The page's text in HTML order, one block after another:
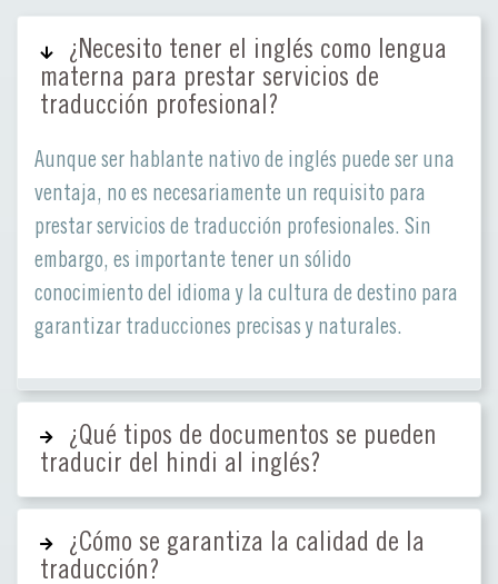
¿Necesito tener el inglés como lengua
materna para prestar servicios de
traducción profesional?
Aunque ser hablante nativo de inglés puede ser una
ventaja, no es necesariamente un requisito para
prestar servicios de traducción profesionales. Sin
embargo, es importante tener un sólido
conocimiento del idioma y la cultura de destino para
garantizar traducciones precisas y naturales.
¿Qué tipos de documentos se pueden
traducir del hindi al inglés?
¿Cómo se garantiza la calidad de la
traducción?